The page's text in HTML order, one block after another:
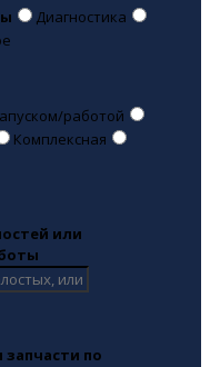
Диагностика
работой
Комплексная
или
по